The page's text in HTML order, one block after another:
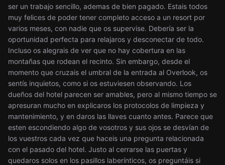
ser un trabajo sencillo, ademas de bien pagado. Estais todos
muy felices de poder tener completo acceso a un resort por
varios meses, con nadie que os supervise. Debería ser la
oportunidad perfecta para relajaros y desconectar de todo.
Incluso os alegrais de ver que no hay cobertura en las
montañas que rodean el recinto. Sin embargo, desde el
momento que cruzais el umbral de la entrada al Overlook, os
sentís inquietos, como si os estuviesen observando. Los
dueños del hotel parecen ser amables, pero al mismo tiempo se
apresuran mucho en explicaros los protocolos de limpieza y
mantenimiento, y en daros las llaves cuanto antes. Parece que
esten escondiendo algo de vosotros y sus ojos se desvían de
los vuestros cada vez que haceis una pregunta relacionada
con el pasado del hotel. Justo al cerrarse las puertas y
quedaros solos en los pasillos laberínticos, os preguntáis si